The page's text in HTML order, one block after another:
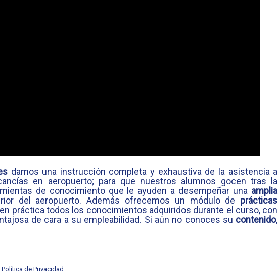
damos una instrucción completa y exhaustiva de la asistencia a
en aeropuerto; para que nuestros alumnos gocen tras la
de conocimiento que le ayuden a desempeñar una amplia
del aeropuerto. Además ofrecemos un módulo de prácticas
práctica todos los conocimientos adquiridos durante el curso, con
de cara a su empleabilidad. Si aún no conoces su contenido,
Política de Privacidad